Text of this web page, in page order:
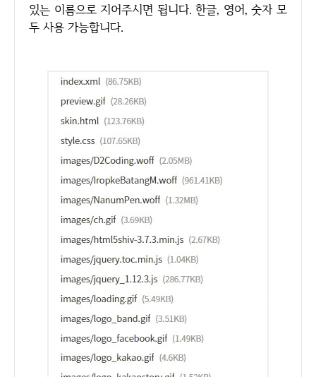
있는 이름으로 지어주시면 됩니다. 한글, 영어, 숫자 모
두 사용 가능합니다.